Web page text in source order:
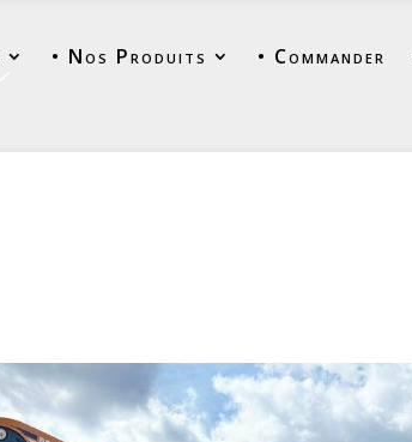
• Nos Produits • Commander